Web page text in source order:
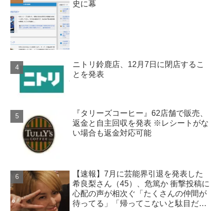
史に幕
ニトリ鈴鹿店、12月7日に閉店するこ
とを発表
『タリーズコーヒー』62店舗で販売、
返金と自主回収を発表 ※レシートがな
い場合も返金対応可能
【速報】7月に芸能界引退を発表した
希良梨さん（45）、危篤か 衝撃投稿に
心配の声が相次ぐ「たくさんの仲間が
待ってる」「帰ってこないと駄目だ